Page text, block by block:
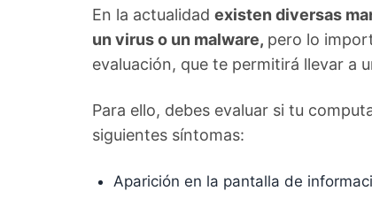
En la actualidad existen diversas
un virus o un malware, pero lo
evaluación, que te permitirá llevar a
Para ello, debes evaluar si tu
siguientes síntomas:
Aparición en la pantalla de